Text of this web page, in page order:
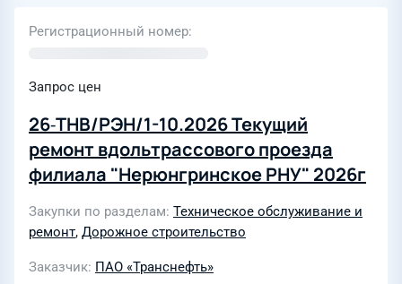
Регистрационный номер
Запрос цен
26‑ТНВ/РЭН/1-10.2026 Текущий
ремонт вдольтрассового проезда
филиала "Нерюнгринское РНУ" 2026г
Закупки по разделам Техническое обслуживание и
ремонт, Дорожное строительство
Заказчик ПАО «Транснефть»